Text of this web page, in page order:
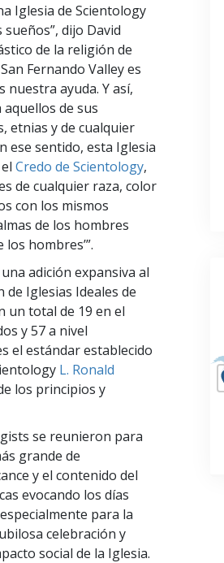
Iglesia de Scientology
dijo David
de la religión de
Fernando Valley es
nuestra ayuda. Y así,
de sus
etnias y de cualquier
ese sentido, esta Iglesia
Credo de Scientology,
de cualquier raza, color
con los mismos
de los hombres
hombres’”.
adición expansiva al
Iglesias Ideales de
un total de 19 en el
y 57 a nivel
el estándar establecido
L. Ronald
los principios y
se reunieron para
grande de
y el contenido del
evocando los días
para la
celebración y
social de la Iglesia.